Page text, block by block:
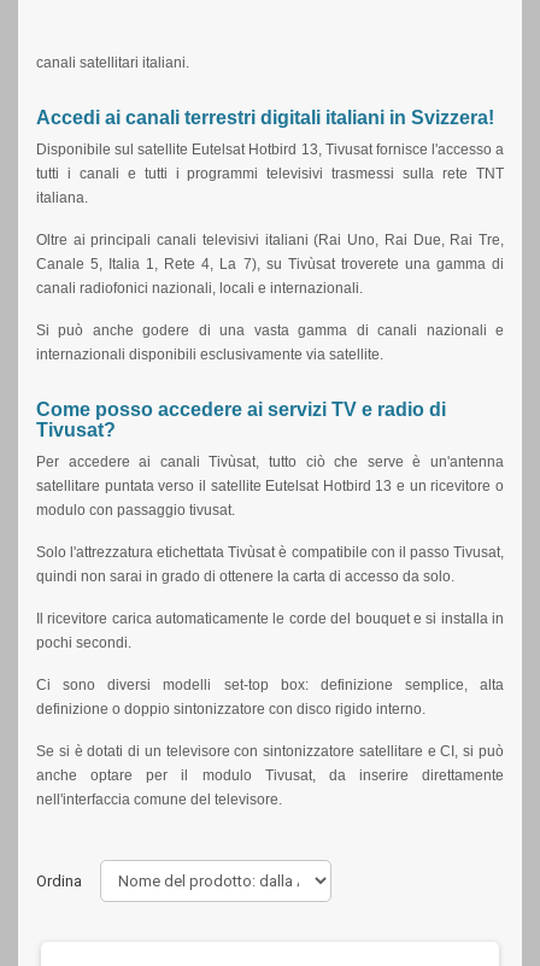
canali satellitari italiani.
Accedi ai canali terrestri digitali italiani in Svizzera!
Disponibile sul satellite Eutelsat Hotbird 13, Tivusat fornisce l'accesso a
tutti i canali e tutti i programmi televisivi trasmessi sulla rete TNT
italiana.
Oltre ai principali canali televisivi italiani (Rai Uno, Rai Due, Rai Tre,
Canale 5, Italia 1, Rete 4, La 7), su Tivùsat troverete una gamma di
canali radiofonici nazionali, locali e internazionali.
Si può anche godere di una vasta gamma di canali nazionali e
internazionali disponibili esclusivamente via satellite.
Come posso accedere ai servizi TV e radio di
Tivusat?
Per accedere ai canali Tivùsat, tutto ciò che serve è un'antenna
satellitare puntata verso il satellite Eutelsat Hotbird 13 e un ricevitore o
modulo con passaggio tivusat.
Solo l'attrezzatura etichettata Tivùsat è compatibile con il passo Tivusat,
quindi non sarai in grado di ottenere la carta di accesso da solo.
Il ricevitore carica automaticamente le corde del bouquet e si installa in
pochi secondi.
Ci sono diversi modelli set-top box: definizione semplice, alta
definizione o doppio sintonizzatore con disco rigido interno.
Se si è dotati di un televisore con sintonizzatore satellitare e CI, si può
anche optare per il modulo Tivusat, da inserire direttamente
nell'interfaccia comune del televisore.
Ordina